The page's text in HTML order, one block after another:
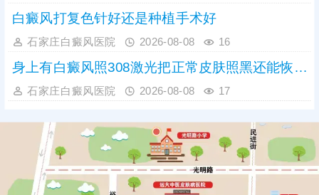
白癜风打复色针好还是种植手术好
石家庄白癜风医院 2026-08-08 16
身上有白癜风照308激光把正常皮肤照黑还能恢复吗
石家庄白癜风医院 2026-08-08 17